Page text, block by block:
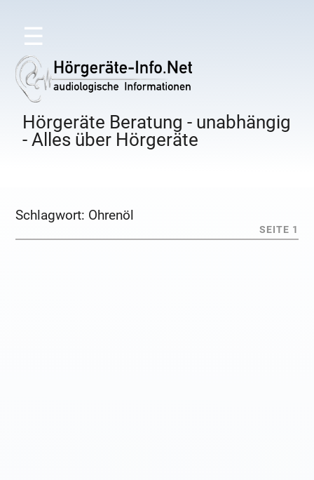
☰
Hörgeräte Beratung - unabhängig
- Alles über Hörgeräte
Schlagwort: Ohrenöl
SEITE 1